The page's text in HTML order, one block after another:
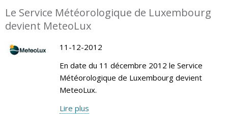
Le Service Météorologique de Luxembourg
devient MeteoLux
11-12-2012
En date du 11 décembre 2012 le Service
Météorologique de Luxembourg devient
MeteoLux.
Lire plus